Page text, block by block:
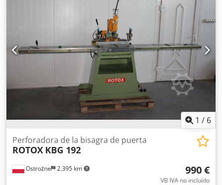
1 / 6
Ostrożne 2.395 km
Perforadora de la bisagra de puerta
ROTOX KBG 192
990 €
VB IVA no incluído